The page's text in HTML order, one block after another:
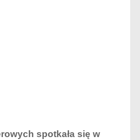
spotkała się w